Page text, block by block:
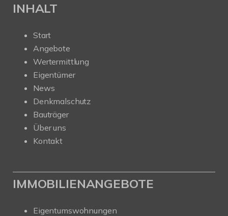
INHALT
Start
Angebote
Wertermittlung
Eigentümer
News
Denkmalschutz
Bauträger
Über uns
Kontakt
IMMOBILIENANGEBOTE
Eigentumswohnungen